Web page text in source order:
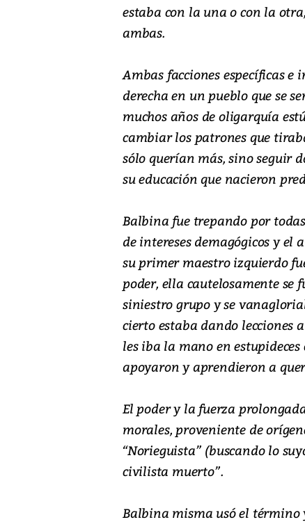
estaba con la una o con la
ambas.
Ambas facciones específicas
derecha en un pueblo que se
muchos años de oligarquía
cambiar los patrones que
sólo querían más, sino seguir
su educación que nacieron
Balbina fue trepando por
de intereses demagógicos y el
su primer maestro izquierdo
poder, ella cautelosamente se
siniestro grupo y se
cierto estaba dando lecciones
les iba la mano en
apoyaron y aprendieron a
El poder y la fuerza
morales, proveniente de
“Norieguista” (buscando lo
civilista muerto”.
Balbina misma usó el término